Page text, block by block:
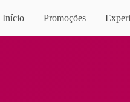
Início Promoções